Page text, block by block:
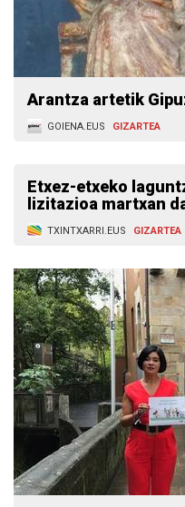
Arantza artetik
GOIENA.EUS GIZARTEA
Etxez-etxeko
lizitazioa martxan
TXINTXARRI.EUS GIZARTEA